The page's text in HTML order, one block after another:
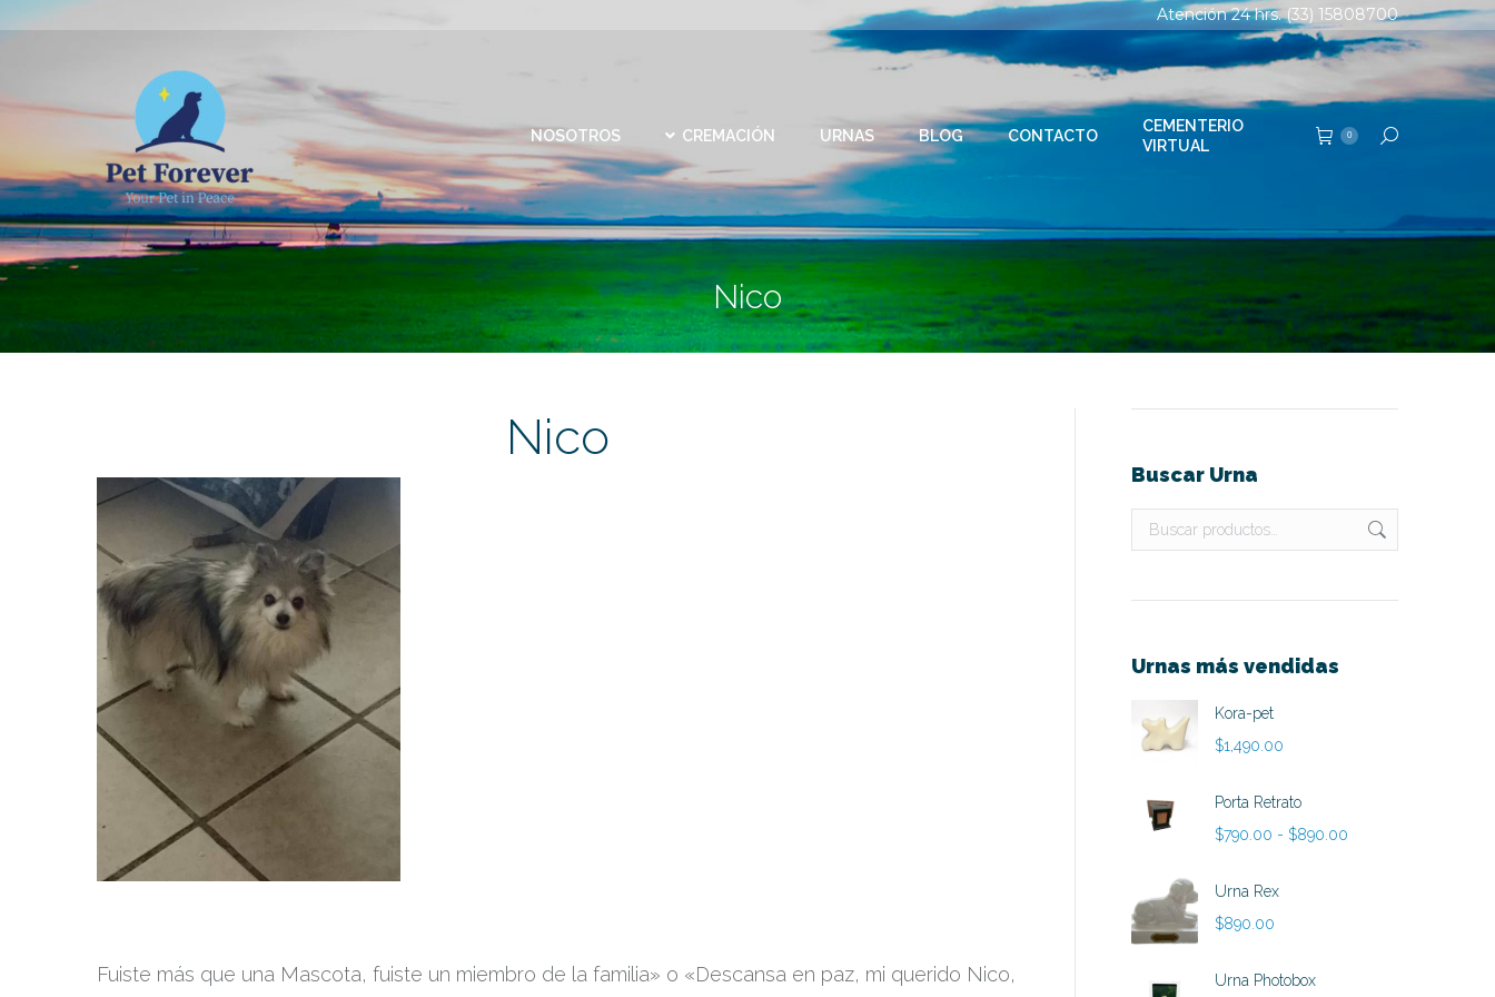
Atención 24 hrs. (33) 15808700
NOSOTROS CREMACIÓN URNAS BLOG CONTACTO
CEMENTERIO
VIRTUAL
0 Buscar:
Nico
Nico
Fuiste más que una Mascota, fuiste un miembro de la familia» o «Descansa en paz, mi querido Nico,
Buscar Urna
Urnas más vendidas
Kora-pet
$1,490.00
Porta Retrato
$790.00 - $890.00
Urna Rex
$890.00
Urna Photobox
CONTACTO
CEMENTERIO
VIRTUAL
0 Buscar: